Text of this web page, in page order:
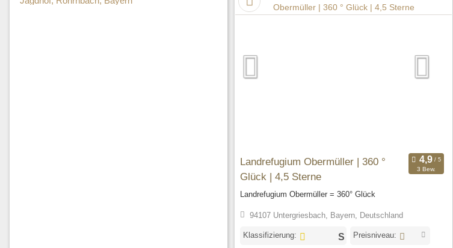
Landrefugium Obermüller | 360 °
Glück | 4,5 Sterne
3 Bew.
Landrefugium Obermüller = 360° Glück
94107 Untergriesbach, Bayern, Deutschland
Klassifizierung: Preisniveau: